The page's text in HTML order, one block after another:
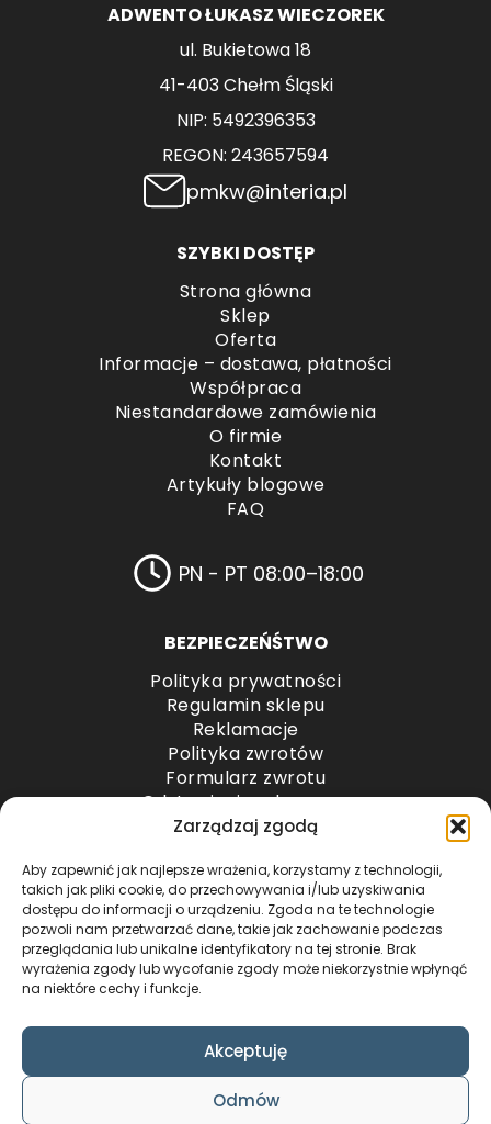
Zarządzaj zgodą
Aby zapewnić jak najlepsze wrażenia, korzystamy z technologii,
takich jak pliki cookie, do przechowywania i/lub uzyskiwania
dostępu do informacji o urządzeniu. Zgoda na te technologie
pozwoli nam przetwarzać dane, takie jak zachowanie podczas
przeglądania lub unikalne identyfikatory na tej stronie. Brak
wyrażenia zgody lub wycofanie zgody może niekorzystnie wpłynąć
na niektóre cechy i funkcje.
Akceptuję
Odmów
ADWENTO ŁUKASZ WIECZOREK
ul. Bukietowa 18
41-403 Chełm Śląski
NIP: 5492396353
REGON: 243657594
pmkw@interia.pl
SZYBKI DOSTĘP
Strona główna
Sklep
Oferta
Informacje – dostawa, płatności
Współpraca
Niestandardowe zamówienia
O firmie
Kontakt
Artykuły blogowe
FAQ
PN - PT 08:00–18:00
BEZPIECZEŃŚTWO
Polityka prywatności
Regulamin sklepu
Reklamacje
Polityka zwrotów
Formularz zwrotu
Odstąpienie od umowy
Odstąpienie od umowy – przesyłki paletowe
METODY PŁATNOŚCI
COPYRIGHT © 2024 by ADWENTO ŁUKASZ
WIECZOREK / ALL RIGHTS RESERVED